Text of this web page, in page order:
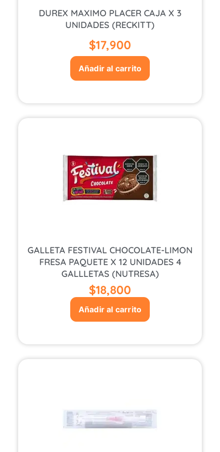
DUREX MAXIMO PLACER CAJA X 3
UNIDADES (RECKITT)
$17,900
Añadir al carrito
GALLETA FESTIVAL CHOCOLATE-LIMON
FRESA PAQUETE X 12 UNIDADES 4
GALLLETAS (NUTRESA)
$18,800
Añadir al carrito